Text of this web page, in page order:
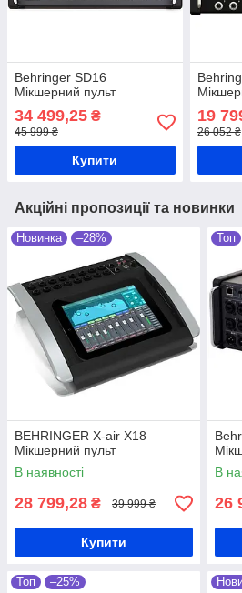
Behringer SD16
Мікшерний пульт
34 499,25 ₴
45 999 ₴
Купити
19
26 052 ₴
Акційні пропозиції та новинки
Новинка –28%
BEHRINGER X-air X18
Мікшерний пульт
В наявності
28 799,28 ₴ 39 999 ₴
Купити
Топ
В
26
Топ –25%